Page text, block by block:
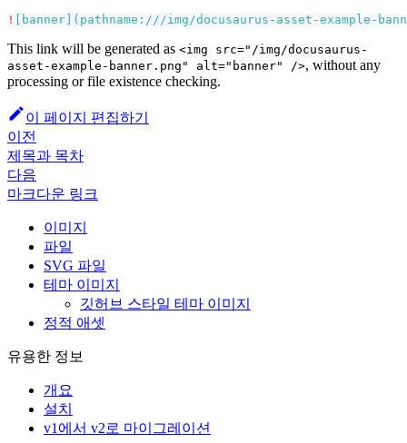
! banner ]( pathname:///img/docusaurus-asset-example-
This link will be generated as <img src="/img/docusaurus-
asset-example-banner.png" alt="banner" />, without any
processing or file existence checking.
이 페이지 편집하기
이전
제목과 목차
다음
마크다운 링크
이미지
파일
SVG 파일
테마 이미지
깃허브 스타일 테마 이미지
정적 애셋
유용한 정보
개요
설치
v1에서 v2로 마이그레이션